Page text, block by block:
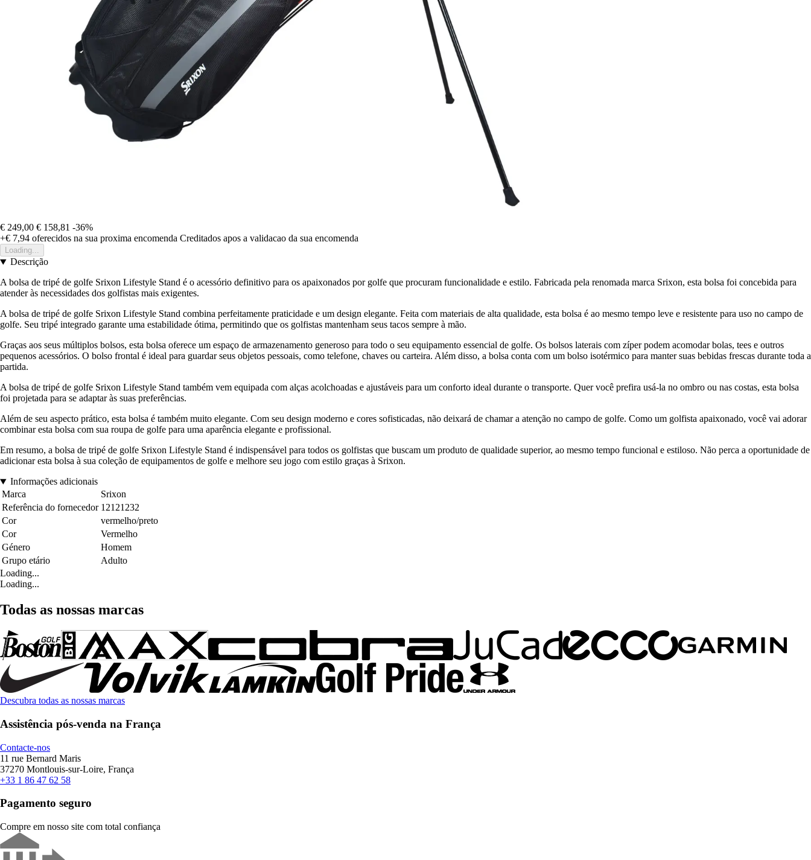
€ 249,00 € 158,81 -36%
+€ 7,94 oferecidos na sua proxima encomenda Creditados apos a validacao da sua encomenda
Loading...
Descrição
A bolsa de tripé de golfe Srixon Lifestyle Stand é o acessório definitivo para os apaixonados por golfe que procuram funcionalidade e estilo. Fabricada pela renomada marca Srixon, esta bolsa foi concebida para
atender às necessidades dos golfistas mais exigentes.
A bolsa de tripé de golfe Srixon Lifestyle Stand combina perfeitamente praticidade e um design elegante. Feita com materiais de alta qualidade, esta bolsa é ao mesmo tempo leve e resistente para uso no campo de
golfe. Seu tripé integrado garante uma estabilidade ótima, permitindo que os golfistas mantenham seus tacos sempre à mão.
Graças aos seus múltiplos bolsos, esta bolsa oferece um espaço de armazenamento generoso para todo o seu equipamento essencial de golfe. Os bolsos laterais com zíper podem acomodar bolas, tees e outros
pequenos acessórios. O bolso frontal é ideal para guardar seus objetos pessoais, como telefone, chaves ou carteira. Além disso, a bolsa conta com um bolso isotérmico para manter suas bebidas frescas durante toda a
partida.
A bolsa de tripé de golfe Srixon Lifestyle Stand também vem equipada com alças acolchoadas e ajustáveis para um conforto ideal durante o transporte. Quer você prefira usá-la no ombro ou nas costas, esta bolsa
foi projetada para se adaptar às suas preferências.
Além de seu aspecto prático, esta bolsa é também muito elegante. Com seu design moderno e cores sofisticadas, não deixará de chamar a atenção no campo de golfe. Como um golfista apaixonado, você vai adorar
combinar esta bolsa com sua roupa de golfe para uma aparência elegante e profissional.
Em resumo, a bolsa de tripé de golfe Srixon Lifestyle Stand é indispensável para todos os golfistas que buscam um produto de qualidade superior, ao mesmo tempo funcional e estiloso. Não perca a oportunidade de
adicionar esta bolsa à sua coleção de equipamentos de golfe e melhore seu jogo com estilo graças à Srixon.
Informações adicionais
Marca
Srixon
Referência do fornecedor 12121232
Cor
vermelho/preto
Cor
Vermelho
Género
Homem
Grupo etário
Adulto
Loading...
Loading...
Todas as nossas marcas
Descubra todas as nossas marcas
Assistência pós-venda na França
Contacte-nos
11 rue Bernard Maris
37270 Montlouis-sur-Loire, França
+33 1 86 47 62 58
Pagamento seguro
Compre em nosso site com total confiança